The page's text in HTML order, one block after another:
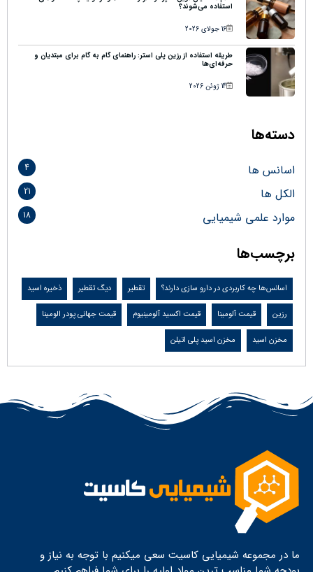
استفاده می‌شوند؟
16 جولای 2026
طریقه استفاده از رزین پلی استر: راهنمای گام به گام برای مبتدیان و
حرفه‌ای‌ها
14 ژوئن 2026
دسته‌ها
اسانس ها 4
الکل ها 21
موارد علمی شیمیایی 18
برچسب‌ها
اسانس‌ها چه کاربردی در دارو سازی دارند؟ تقطیر دیگ تقطیر ذخیره اسید
رزین قیمت آلومینا قیمت اکسید آلومینیوم قیمت جهانی پودر الومینا
مخزن اسید مخزن اسید پلی اتیلن
ما در مجموعه شیمیایی کاسیت سعی میکنیم با توجه به نیاز و